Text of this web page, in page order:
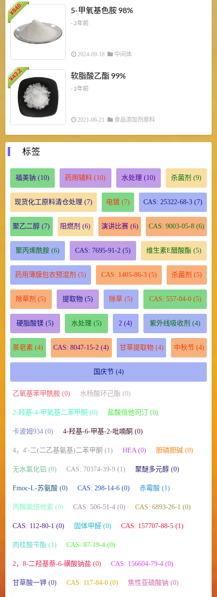
¥
840 5-甲氧基色胺 98%
- 2年前
2024-09-18 中间体
¥
43.2 软脂酸乙酯 99%
- 2年前
2021-06-21 食品添加剂原料
标签
福美钠 (10) 药用辅料 (10) 水处理 (10) 杀菌剂 (9)
现货化工原料清仓处理 (7) 电镀 (7) CAS: 25322-68-3 (7)
聚乙二醇 (7) 阻燃剂 (6) 演讲比赛(6) CAS: 9003-05-8(6)
聚丙烯酰胺(6) CAS: 7695-91-2 (5) 维生素E醋酸酯 (5)
药用薄膜包衣预混剂 (5) CAS: 1405-86-3(5) 杀菌剂 (5)
除草剂 (5) 提取物(5) 除草 (5) CAS: 557-04-0(5)
硬脂酸镁(5) 水处理 (5) 2 (4) 紫外线吸收剂 (4)
茶皂素 (4) CAS: 8047-15-2 (4) 甘草提取物(4) 中秋节(4)
国庆节(4)
乙氧基苯甲酰胺 (0) 水杨酸环己酯 (0)
2-羟基-4-甲氧基二苯甲酮 (0) 盐酸倍他司汀 (0)
卡波姆934 (0) 4-羟基-6-甲基-2-吡喃酮 (0)
4，4′-二(二乙基氨基)二苯甲酮 (1) HEA (0) 胆磷胆碱 (0)
无水氯化铝 (0) CAS: 70374-39-9 (1) 聚醚多元醇 (0)
Fmoc-L-苏氨酸 (0) CAS: 298-14-6 (0) 赤霉酸 (1)
丙酸氯倍他索 (0) CAS: 506-51-4 (0) CAS: 6893-26-1 (0)
CAS: 112-80-1 (0) 固体甲醛 (0) CAS: 157707-88-5 (1)
肉桂酸苄酯 (1) CAS: 87-19-4 (0)
2，8-二羟基萘-6-磺酸钠盐 (0) CAS: 156604-79-4 (0)
甘草酸一钾 (0) CAS: 117-84-0 (0) 焦性亚硫酸钠 (0)